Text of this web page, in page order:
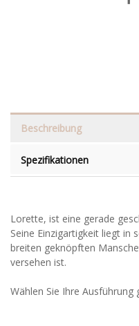
Beschreibung
Spezifikationen
Lorette, ist eine gerade
Seine Einzigartigkeit liegt in
breiten geknöpften
versehen ist.
Wählen Sie Ihre